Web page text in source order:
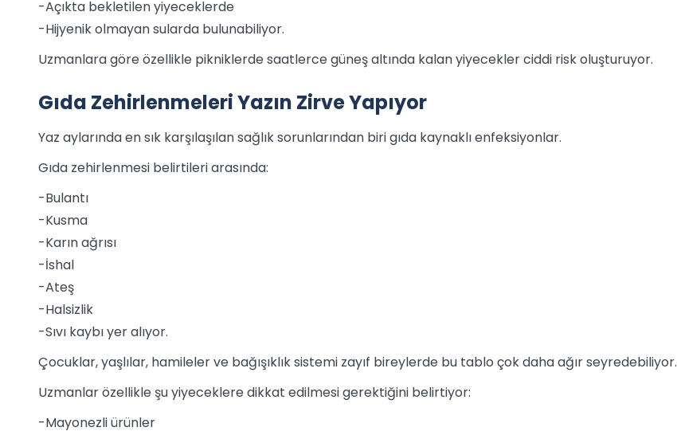
-Açıkta bekletilen yiyeceklerde
-Hijyenik olmayan sularda bulunabiliyor.
Uzmanlara göre özellikle pikniklerde saatlerce güneş altında kalan yiyecekler ciddi risk oluşturuyor.
Gıda Zehirlenmeleri Yazın Zirve Yapıyor
Yaz aylarında en sık karşılaşılan sağlık sorunlarından biri gıda kaynaklı enfeksiyonlar.
Gıda zehirlenmesi belirtileri arasında:
-Bulantı
-Kusma
-Karın ağrısı
-İshal
-Ateş
-Halsizlik
-Sıvı kaybı yer alıyor.
Çocuklar, yaşlılar, hamileler ve bağışıklık sistemi zayıf bireylerde bu tablo çok daha ağır seyredebiliyor.
Uzmanlar özellikle şu yiyeceklere dikkat edilmesi gerektiğini belirtiyor:
-Mayonezli ürünler